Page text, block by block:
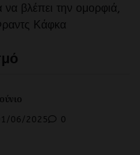
να βλέπει την ομορφιά,
Κάφκα
06/2025 0